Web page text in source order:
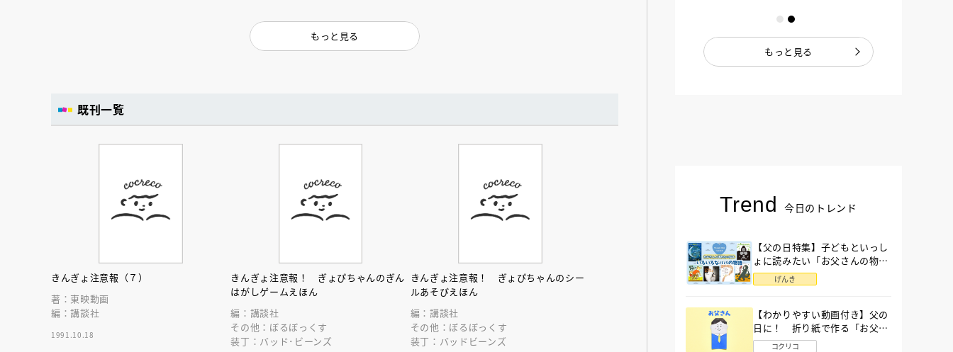
もっと見る
既刊一覧
きんぎょ注意報（７）
著：東映動画
編：講談社
1991.10.18
きんぎょ注意報！ ぎょぴちゃんのぎん
はがしゲームえほん
編：講談社
その他：ぼるぼっくす
装丁：バッド･ビーンズ
きんぎょ注意報！ ぎょぴちゃんのシー
ルあそびえほん
編：講談社
その他：ぼるぼっくす
装丁：バッドビーンズ
もっと見る
Trend 今日のトレンド
【父の日特集】子どもといっし
ょに読みたい「お父さんの物
語」６選
げんき
【わかりやすい動画付き】父の
日に！ 折り紙で作る「お父さ
ん」の簡単な折り方
コクリコ